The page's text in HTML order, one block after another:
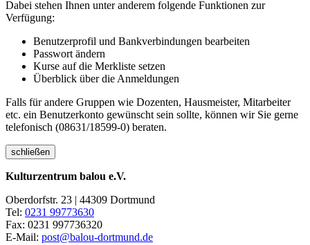
Dabei stehen Ihnen unter anderem folgende Funktionen zur
Verfügung:
Benutzerprofil und Bankverbindungen bearbeiten
Passwort ändern
Kurse auf die Merkliste setzen
Überblick über die Anmeldungen
Falls für andere Gruppen wie Dozenten, Hausmeister, Mitarbeiter
etc. ein Benutzerkonto gewünscht sein sollte, können wir Sie gerne
telefonisch (08631/18599-0) beraten.
schließen
Kulturzentrum balou e.V.
Oberdorfstr. 23 | 44309 Dortmund
Tel: 0231 99773630
Fax: 0231 997736320
E-Mail: post@balou-dortmund.de